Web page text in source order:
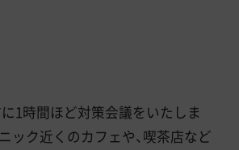
1時間ほど対策会議をいたしま
ック近くのカフェや、喫茶店など